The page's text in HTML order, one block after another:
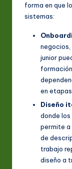
forma en que
sistemas:
junior
en
Diseño
donde
permite a
de
trabajo
diseño a